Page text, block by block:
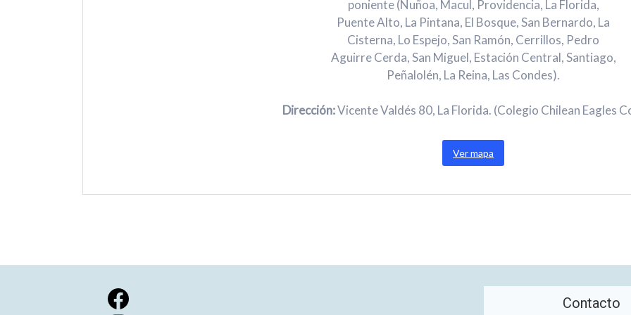
poniente (Ñuñoa, Macul, Providencia, La Florida,
Puente Alto, La Pintana, El Bosque, San Bernardo, La
Cisterna, Lo Espejo, San Ramón, Cerrillos, Pedro
Aguirre Cerda, San Miguel, Estación Central, Santiago,
Peñalolén, La Reina, Las Condes).
Dirección:Vicente Valdés 80, La Florida. (Colegio Chilean Eagles
Ver mapa
Facebook Contacto